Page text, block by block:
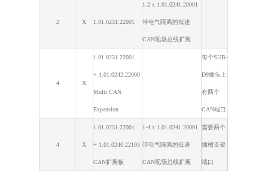
2 X 1.01.0231.22001
1-2 x 1.01.0241.20001
带电气隔离的低速
CAN现场总线扩展
4 X
1.01.0231.22001
+ 1.01.0242.22000
Multi CAN
Expansion
每个SUB-
D9插头上
有两个
CAN端口
4 X
1.01.0231.22001
+ 1.01.0240.22103
CAN扩展板
1-4 x 1.01.0241.20001
带电气隔离的低速
CAN现场总线扩展
需要两个
插槽支架
端口